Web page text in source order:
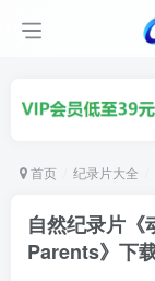
首页 纪录片大全
自然纪录片
Parents》下